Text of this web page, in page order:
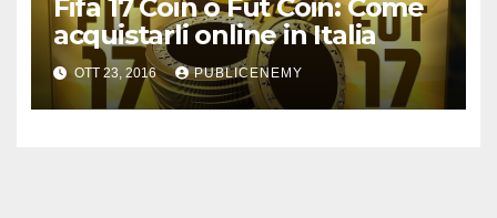
Fifa 17 Coin o Fut Coin: Come
acquistarli online in Italia
OTT 23, 2016 PUBLICENEMY